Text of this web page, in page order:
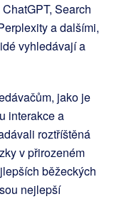
Search
a dalšími,
vyhledávají a
jako je
interakce a
roztříštěná
v přirozeném
běžeckých
nejlepší